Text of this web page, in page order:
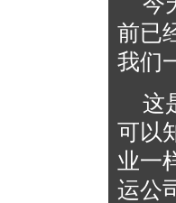
前已
我们
这
可以
业一
运公